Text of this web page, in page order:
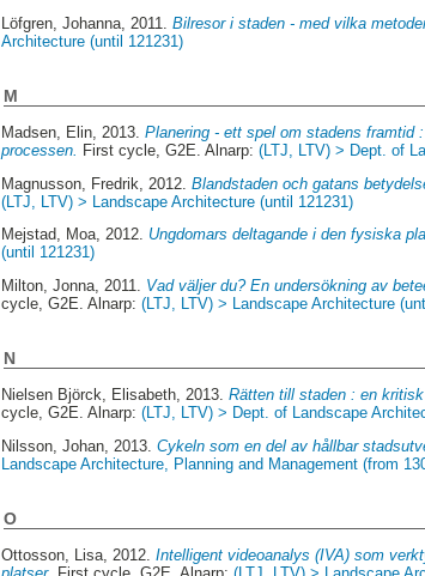
Löfgren, Johanna , 2011.Bilresor i staden - med vilka
Architecture (until 121231)
M
Madsen, Elin , 2013.Planering - ett spel om stadens framtid
processen. First cycle, G2E. Alnarp:(LTJ, LTV) > Dept. of
Magnusson, Fredrik , 2012.Blandstaden och gatans
(LTJ, LTV) > Landscape Architecture (until 121231)
Mejstad, Moa, 2012. Ungdomars deltagande i den fysiska
(until 121231)
Milton, Jonna, 2011. Vad väljer du? En undersökning av
cycle, G2E. Alnarp:(LTJ, LTV) > Landscape Architecture
N
Nielsen Björck, Elisabeth, 2013.Rätten till staden : en
cycle, G2E. Alnarp:(LTJ, LTV) > Dept. of Landscape
Nilsson, Johan , 2013.Cykeln som en del av hållbar
Landscape Architecture, Planning and Management (from
O
Ottosson, Lisa, 2012.Intelligent videoanalys (IVA) som